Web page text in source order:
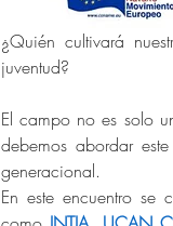
¿Quién cultivará
juventud?
El campo no es solo
debemos abordar
generacional.
En este encuentro se